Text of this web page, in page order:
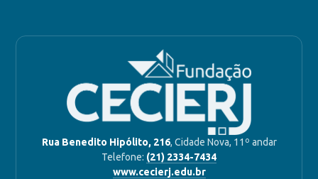
Rua Benedito Hipólito, 216, Cidade Nova, 11º andar
Telefone: (21) 2334-7434
www.cecierj.edu.br